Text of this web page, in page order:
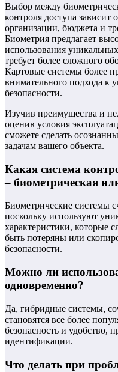
Выбор между
контроля доступа зависит
организации, бюджета и
Биометрия предлагает
использования
требует более сложного
Картовые системы более
внимательного подхода к
безопасности.
Изучив преимущества и
оценив условия
сможете сделать
задачам вашего объекта.
Какая система
– биометрическая
Биометрические системы
поскольку используют
характеристики, которые
быть потеряны или
безопасности.
Можно ли
одновременно?
Да, гибридные системы,
становятся все более
безопасность и удобство,
идентификации.
Что делать при